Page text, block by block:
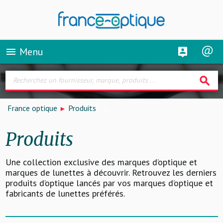
menu Menu
search
France optique Produits
Produits
Une collection exclusive des marques d’optique et
marques de lunettes à découvrir. Retrouvez les derniers
produits d’optique lancés par vos marques d’optique et
fabricants de lunettes préférés.